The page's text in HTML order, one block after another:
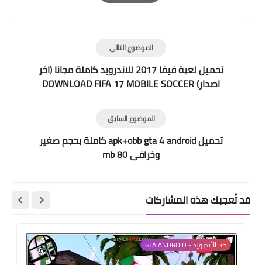
Print
الموضوع التالي
تحميل لعبة فيفا 2017 للاندرويد كاملة مجانا (اخر
اصدار) DOWNLOAD FIFA 17 MOBILE SOCCER
الموضوع السابق
تحميل apk+obb gta 4 android كاملة بحجم صغير
وخرافي 80 mb
قد تُعجبك هذه المشاركات
جتا الأندرويد - GTA ANDROID